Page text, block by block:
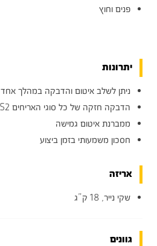
פנים וחוץ
יתרונות
ניתן לשלב איטום והדבקה במהלך אחד
הדבקה חזקה של כל סוגי האריחים C2E S2
ממברנת איטום גמישה
חסכון משמעותי בזמן ביצוע
אריזה
שקי נייר, 18 ק”ג
גוונים